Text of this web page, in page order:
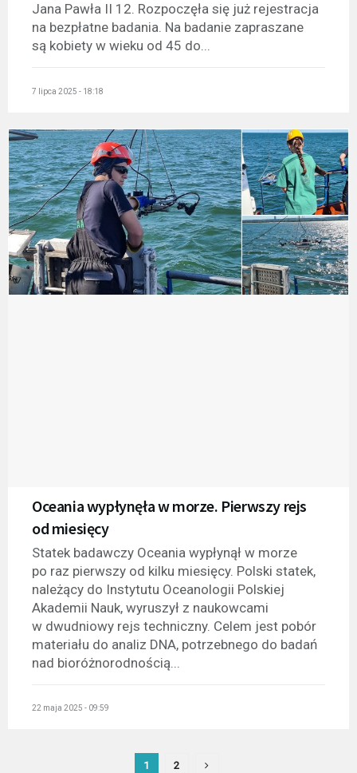
Jana Pawła II 12. Rozpoczęła się już rejestracja
na bezpłatne badania. Na badanie zapraszane
są kobiety w wieku od 45 do...
7 lipca 2025 - 18:18
Oceania wypłynęła w morze. Pierwszy rejs
od miesięcy
Statek badawczy Oceania wypłynął w morze
po raz pierwszy od kilku miesięcy. Polski statek,
należący do Instytutu Oceanologii Polskiej
Akademii Nauk, wyruszył z naukowcami
w dwudniowy rejs techniczny. Celem jest pobór
materiału do analiz DNA, potrzebnego do badań
nad bioróżnorodnością...
22 maja 2025 - 09:59
1 2